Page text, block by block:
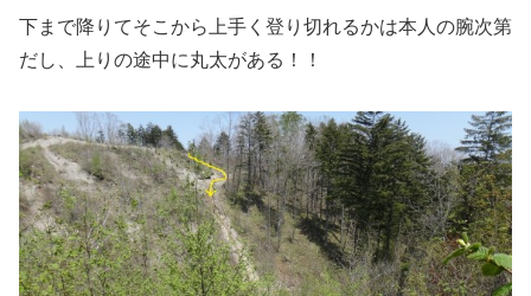
下まで降りてそこから上手く登り切れるかは本人の腕次第
だし、上りの途中に丸太がある！！